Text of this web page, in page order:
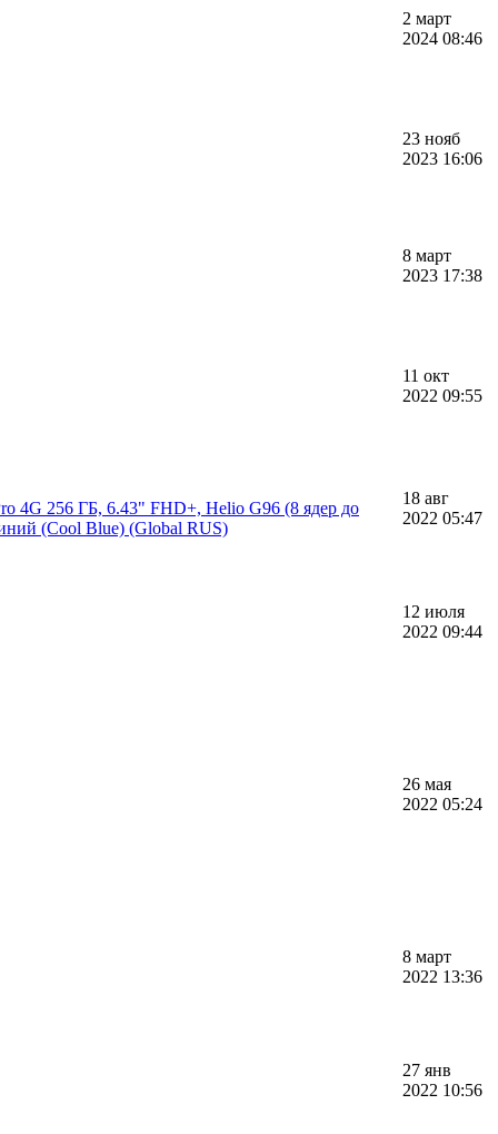
2 март
2024 08:46
23 нояб
2023 16:06
8 март
2023 17:38
11 окт
2022 09:55
4G 256 ГБ, 6.43" FHD+, Helio G96 (8 ядер до
(Cool Blue) (Global RUS)
18 авг
2022 05:47
12 июля
2022 09:44
26 мая
2022 05:24
8 март
2022 13:36
27 янв
2022 10:56